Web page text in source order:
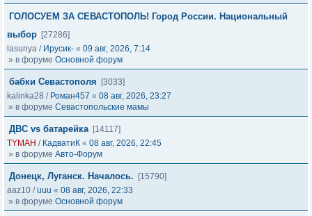
ГОЛОСУЕМ ЗА СЕВАСТОПОЛЬ! Город России. Национальный
выбор [27286]
lasunya / Ирусик- « 09 авг, 2026, 7:14
» в форуме Основной форум
бабки Севастополя
[3033]
kalinka28 / Роман457 « 08 авг, 2026, 23:27
» в форуме Севастопольские мамы
ДВС vs батарейка [14117]
TYMAH / КадватиК « 08 авг, 2026, 22:45
» в форуме Авто-Форум
Донецк, Луганск. Началось.
[15790]
aaz10 /uuu « 08 авг, 2026, 22:33
» в форуме Основной форум